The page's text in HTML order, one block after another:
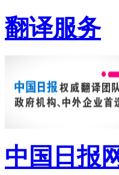
翻译服务
中国日报